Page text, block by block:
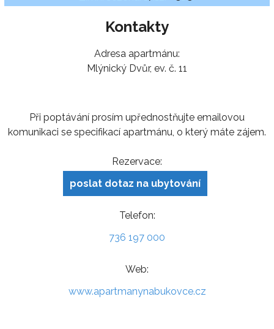
Kontakty
Adresa apartmánu:
Mlýnický Dvůr, ev. č. 11
Při poptávání prosím upřednostňujte emailovou
komunikaci se specifikací apartmánu, o který máte zájem.
Rezervace:
poslat dotaz na ubytování
Telefon:
736 197 000
Web:
www.apartmanynabukovce.cz